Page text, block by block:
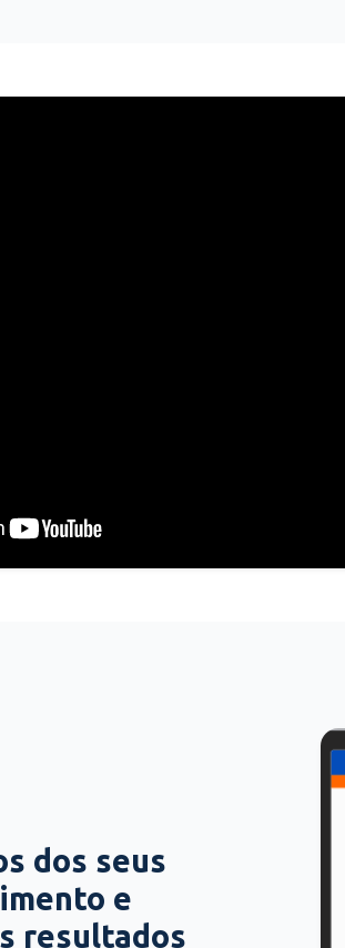
dos seus
e
resultados